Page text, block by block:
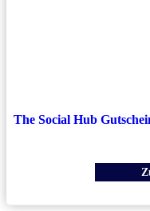
The Social Hub